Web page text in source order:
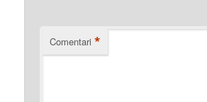
Comentari *